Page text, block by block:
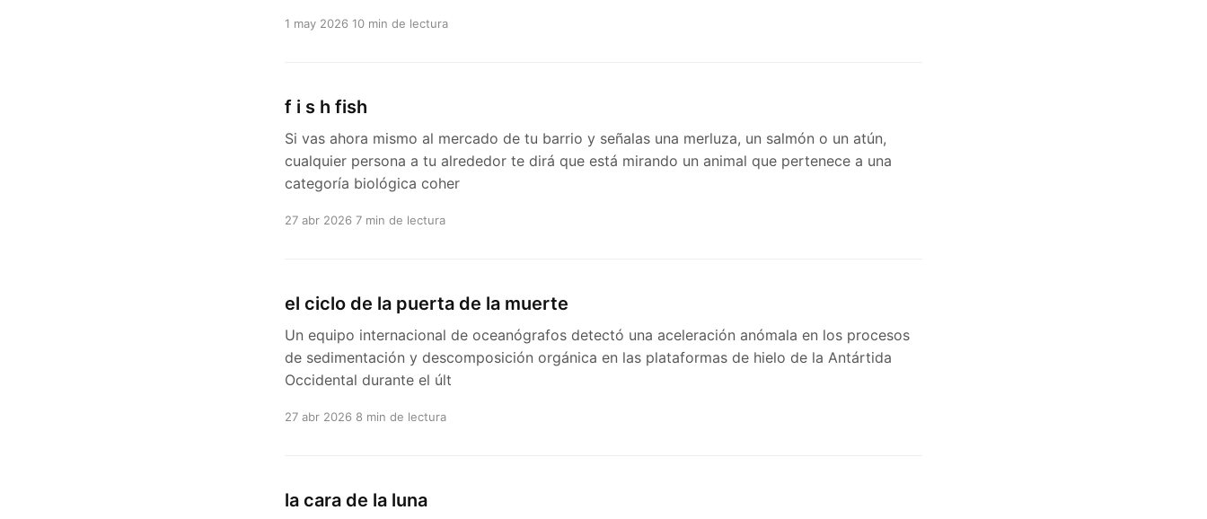
1 may 2026 10 min de lectura
f i s h fish
Si vas ahora mismo al mercado de tu barrio y señalas una merluza, un salmón o un atún,
cualquier persona a tu alrededor te dirá que está mirando un animal que pertenece a una
categoría biológica coher
27 abr 2026 7 min de lectura
el ciclo de la puerta de la muerte
Un equipo internacional de oceanógrafos detectó una aceleración anómala en los procesos
de sedimentación y descomposición orgánica en las plataformas de hielo de la Antártida
Occidental durante el últ
27 abr 2026 8 min de lectura
la cara de la luna